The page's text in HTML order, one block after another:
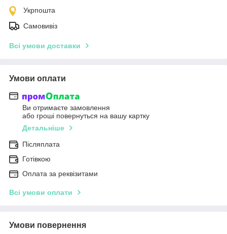
Укрпошта
Самовивіз
Всі умови доставки
Умови оплати
Ви отримаєте замовлення
або гроші повернуться на вашу картку
Детальніше
Післяплата
Готівкою
Оплата за реквізитами
Всі умови оплати
Умови повернення